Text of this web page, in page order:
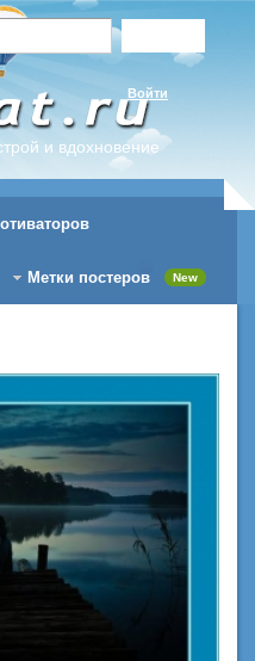
и вдохновение
Войти
Метки постеров New